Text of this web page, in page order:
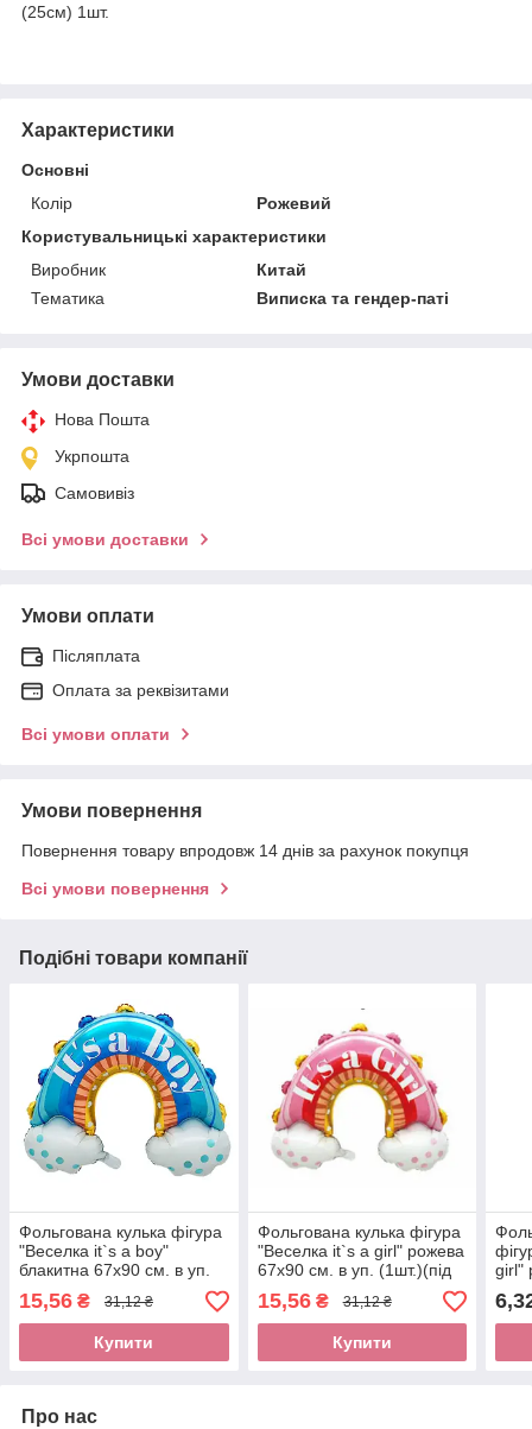
(25см) 1шт.
Характеристики
Основні
Колір
Рожевий
Користувальницькі характеристики
Виробник
Китай
Тематика
Виписка та гендер-паті
Умови доставки
Нова Пошта
Укрпошта
Самовивіз
Всі умови доставки
Умови оплати
Післяплата
Оплата за реквізитами
Всі умови оплати
Умови повернення
Повернення товару впродовж 14 днів за рахунок покупця
Всі умови повернення
Подібні товари компанії
Фольгована кулька фігура
"Веселка it`s a boy"
блакитна 67х90 см. в уп.
(1шт.)(під повітря)
15,56 ₴ 31,12 ₴
Купити
Фольгована кулька фігура
"Веселка it`s a girl" рожева
67х90 см. в уп. (1шт.)(під
повітря)
15,56₴ 31,12 ₴
Купити
girl"
Про нас